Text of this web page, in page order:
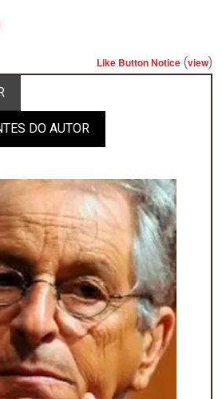
Like Button Notice (view)
DO AUTOR